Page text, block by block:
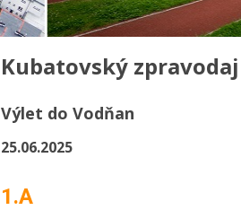
Kubatovský zpravodaj
Výlet do Vodňan
25.06.2025
1.A